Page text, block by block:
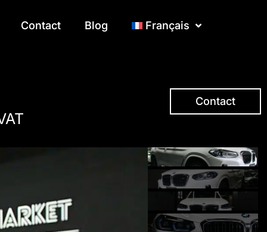
Contact Blog Français
Contact Blog Français
Contact